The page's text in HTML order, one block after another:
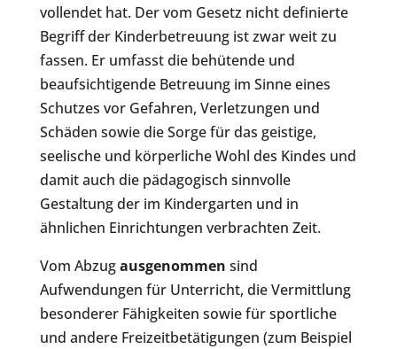
vollendet hat. Der vom Gesetz nicht definierte
Begriff der Kinderbetreuung ist zwar weit zu
fassen. Er umfasst die behütende und
beaufsichtigende Betreuung im Sinne eines
Schutzes vor Gefahren, Verletzungen und
Schäden sowie die Sorge für das geistige,
seelische und körperliche Wohl des Kindes und
damit auch die pädagogisch sinnvolle
Gestaltung der im Kindergarten und in
ähnlichen Einrichtungen verbrachten Zeit.
Vom Abzugausgenommen sind
Aufwendungen für Unterricht, die Vermittlung
besonderer Fähigkeiten sowie für sportliche
und andere Freizeitbetätigungen (zum Beispiel